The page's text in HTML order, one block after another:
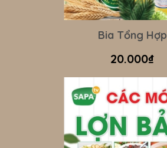
Bia Tổng Hợp
20.000₫